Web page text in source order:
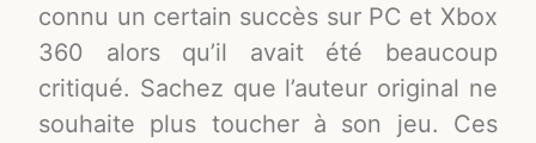
connu un certain succès sur PC et Xbox
360 alors qu’il avait été beaucoup
critiqué. Sachez que l’auteur original ne
souhaite plus toucher à son jeu. Ces